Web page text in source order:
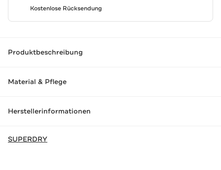
Kostenlose Rücksendung
Produktbeschreibung
Material & Pflege
Herstellerinformationen
SUPERDRY